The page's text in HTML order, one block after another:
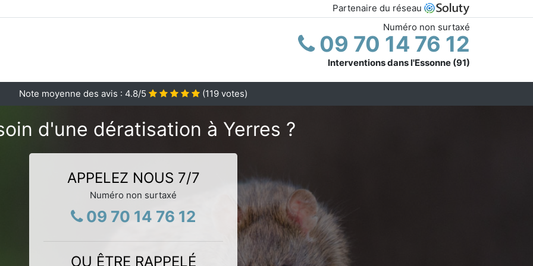
Partenaire du réseau
Numéro non surtaxé
09 70 14 76 12
Interventions dans l'Essonne (91)
Note moyenne des avis : 4.8/5 (119 votes)
d'une dératisation à Yerres ?
APPELEZ NOUS 7/7
Numéro non surtaxé
09 70 14 76 12
OU ÊTRE RAPPELÉ